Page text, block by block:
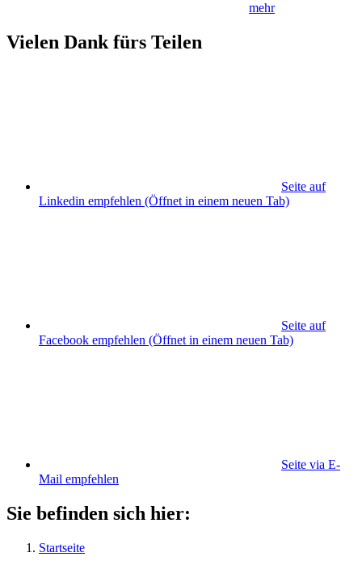
mehr
Vielen Dank fürs Teilen
Seite auf
Linkedin empfehlen (Öffnet in einem neuen Tab)
Seite auf
Facebook empfehlen (Öffnet in einem neuen Tab)
Seite via E-
Mail empfehlen
Sie befinden sich hier:
Startseite